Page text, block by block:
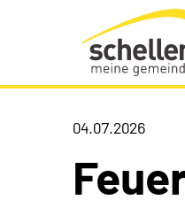
Gemeinde Schellenberg
04.07.2026